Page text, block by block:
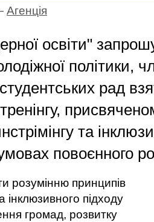
Агенцiя
освіти"
політики,
рад
та
повоєнного
розумінню принципів
інклюзивного підходу
громад, розвитку